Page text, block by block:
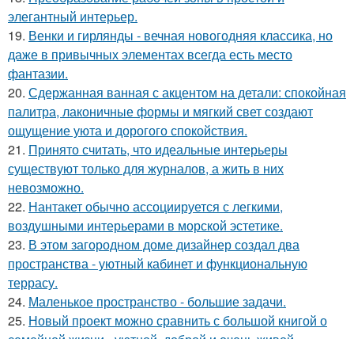
элегантный интерьер.
19. Венки и гирлянды - вечная новогодняя классика, но
даже в привычных элементах всегда есть место
фантазии.
20. Сдержанная ванная с акцентом на детали: спокойная
палитра, лаконичные формы и мягкий свет создают
ощущение уюта и дорогого спокойствия.
21. Принято считать, что идеальные интерьеры
существуют только для журналов, а жить в них
невозможно.
22. Нантакет обычно ассоциируется с легкими,
воздушными интерьерами в морской эстетике.
23. В этом загородном доме дизайнер создал два
пространства - уютный кабинет и функциональную
террасу.
24. Маленькое пространство - большие задачи.
25. Новый проект можно сравнить с большой книгой о